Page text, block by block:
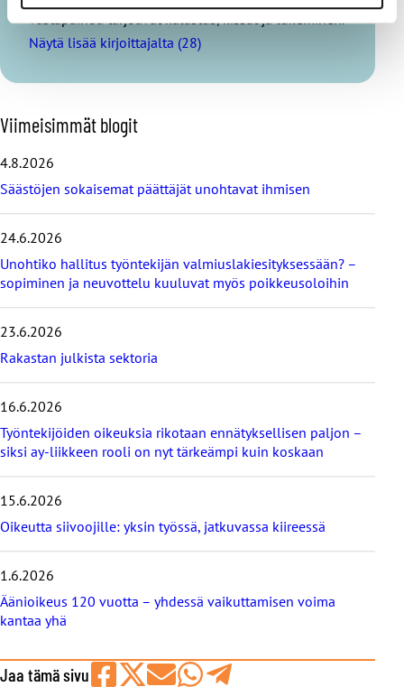
vastapainoa tarjoavat kalastus, kissat ja lukeminen.
Näytä lisää kirjoittajalta (28)
O
h
a
v
i
m
e
i
m
t
b
o
g
i
Viimeisimmät blogit
4.8.2026
Säästöjen sokaisemat päättäjät unohtavat ihmisen
24.6.2026
Unohtiko hallitus työntekijän valmiuslakiesityksessään? –
sopiminen ja neuvottelu kuuluvat myös poikkeusoloihin
23.6.2026
Rakastan julkista sektoria
16.6.2026
Työntekijöiden oikeuksia rikotaan ennätyksellisen paljon –
siksi ay-liikkeen rooli on nyt tärkeämpi kuin koskaan
15.6.2026
Oikeutta siivoojille: yksin työssä, jatkuvassa kiireessä
1.6.2026
Äänioikeus 120 vuotta – yhdessä vaikuttamisen voima
kantaa yhä
Jaa tämä sivu